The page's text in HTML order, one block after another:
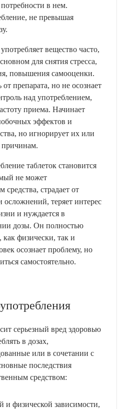
в нем.
не превышая
вещество часто,
для снятия стресса,
повышения самооценки.
препарата, но не осознает
над употреблением,
приема. Начинает
эффектов и
но игнорирует их или
таблеток становится
не может
средства, страдает от
теряет интерес
и нуждается в
дозы. Он полностью
как физически, так и
осознает проблему, но
самостоятельно.
серьезный вред здоровью
в дозах,
или в сочетании с
последствия
средством:
и физической зависимости,